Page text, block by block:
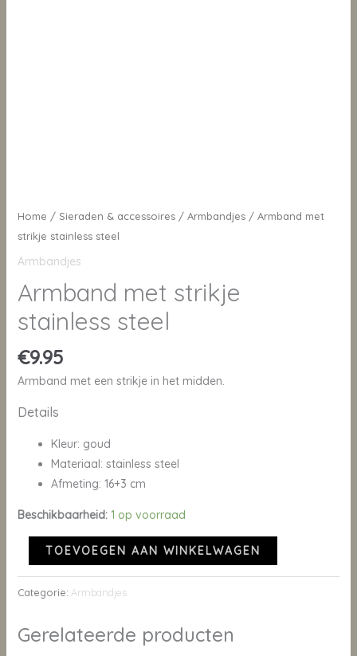
Home / Sieraden & accessoires/ Armbandjes/ Armband met
strikje stainless steel
Armbandjes
Armband met strikje
stainless steel
€9.95
Armband met een strikje in het midden.
Details
Kleur: goud
Materiaal: stainless steel
Afmeting: 16+3 cm
Beschikbaarheid: 1 op voorraad
TOEVOEGEN AAN WINKELWAGEN
Categorie: Armbandjes
Gerelateerde producten